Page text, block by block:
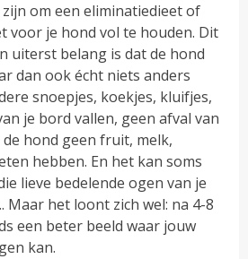
om een eliminatiedieet of
voor je hond vol te houden. Dit
uiterst belang is dat de hond
dan ook écht niets anders
snoepjes, koekjes, kluifjes,
je bord vallen, geen afval van
hond geen fruit, melk,
hebben. En het kan soms
lieve bedelende ogen van je
Maar het loont zich wel: na 4-8
een beter beeld waar jouw
kan.